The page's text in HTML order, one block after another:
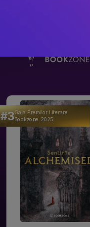
#3Gala Premilor Literare
Bookzone 2025